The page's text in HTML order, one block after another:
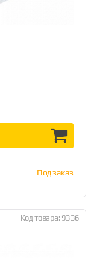
Под заказ
Код товара: 9336